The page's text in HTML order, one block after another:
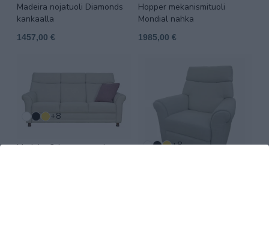
Madeira nojatuoli Diamonds
kankaalla
1457,00 €
Hopper mekanismituoli
Mondial nahka
1985,00 €
+8
Madeira 3-istuttava sohva
+8